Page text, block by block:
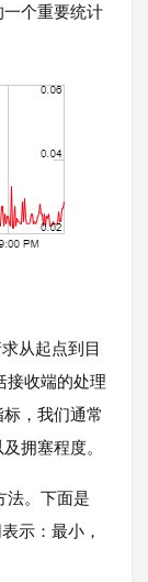
个重要统计
从起点到目
接收端的处理
，我们通常
拥塞程度。
法。下面是
示：最小，